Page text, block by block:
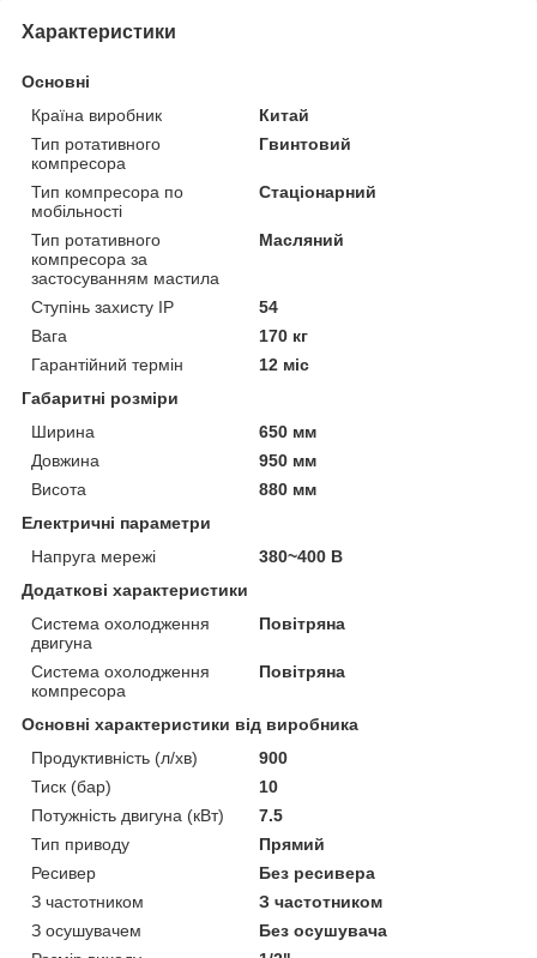
Характеристики
Основні
Країна виробник
Китай
Тип ротативного
компресора
Гвинтовий
Тип компресора по
мобільності
Стаціонарний
Тип ротативного
компресора за
застосуванням мастила
Масляний
Ступінь захисту IP
54
Вага
170 кг
Гарантійний термін
12 міс
Габаритні розміри
Ширина
650 мм
Довжина
950 мм
Висота
880 мм
Електричні параметри
Напруга мережі
380~400 В
Додаткові характеристики
Система охолодження
двигуна
Повітряна
Система охолодження
компресора
Повітряна
Основні характеристики від виробника
Продуктивність (л/хв)
900
Тиск (бар)
10
Потужність двигуна (кВт)
7.5
Тип приводу
Прямий
Ресивер
Без ресивера
З частотником
З частотником
З осушувачем
Без осушувача